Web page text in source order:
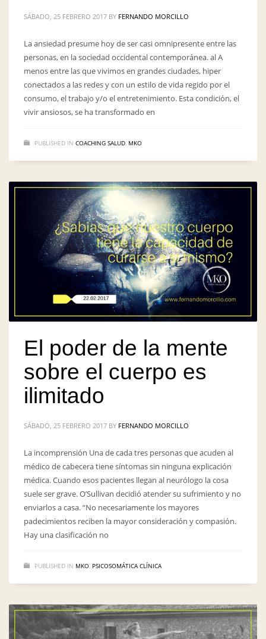
SÁBADO, 25 FEBRERO 2017 BY FERNANDO MORCILLO
La ansiedad presume hoy de ser casi omnipresente entre las
personas, en la sociedad occidental contemporánea. al A
menos entre las que vivimos en grandes ciudades, hiper
conectados a las redes y con un estilo de vida regido por el
consumo, el trabajo y/o el entretenimiento. Esta condición, el
vivir ansiosos, se ha transformado en
PUBLISHED IN COACHING SALUD, MKO
El poder de la mente
sobre el cuerpo es
ilimitado
SÁBADO, 25 FEBRERO 2017 BY FERNANDO MORCILLO
La incomprensión Una de cada tres personas que acuden al
médico de cabecera tiene síntomas sin ninguna explicación
médica. Cuando esos pacientes llegan al neurólogo la cosa
suele ser grave. O’Sullivan decidió atender su sufrimiento y no
enviarlos a casa. “No necesariamente los mayores
padecimientos reciben la mayor consideración y compasión.
Hay una clasificación no
PUBLISHED IN MKO, PSICOSOMÁTICA CLÍNICA